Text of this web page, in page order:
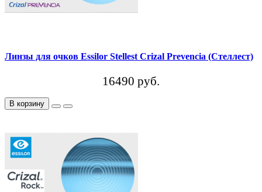
Линзы для очков Essilor Stellest Crizal Prevencia (Стеллест)
16490 руб.
В корзину